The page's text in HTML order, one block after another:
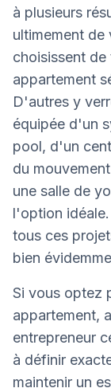
à plusieurs
ultimement de
choisissent
appartement
D'autres y
équipée d'un
pool, d'un
du
une salle de
l'option
tous ces
bien
Si vous optez
appartement,
entrepreneur
à définir
maintenir un